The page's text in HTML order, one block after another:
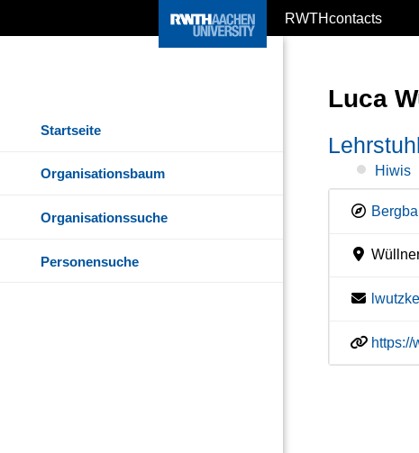
RWTHcontacts
Startseite
Organisationsbaum
Organisationssuche
Personensuche
Luca
Hiwis
https://